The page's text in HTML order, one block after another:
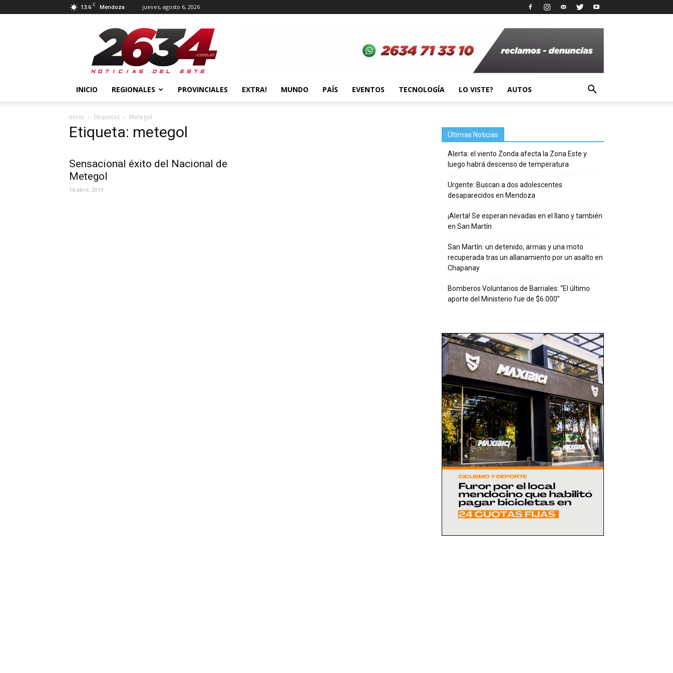
13.6 C Mendoza jueves, agosto 6, 2026
2634
Diario
INICIO REGIONALES PROVINCIALES EXTRA! MUNDO PAÍS EVENTOS TECNOLOGÍA LO VISTE? AUTOS
Inicio Etiquetas Metegol
Etiqueta: metegol
Sensacional éxito del Nacional de
Metegol
16 abril, 2019
Últimas Noticias
Alerta: el viento Zonda afecta la Zona Este y
luego habrá descenso de temperatura
Urgente: Buscan a dos adolescentes
desaparecidos en Mendoza
¡Alerta! Se esperan nevadas en el llano y también
en San Martín
San Martín: un detenido, armas y una moto
recuperada tras un allanamiento por un asalto en
Chapanay
Bomberos Voluntarios de Barriales: “El último
aporte del Ministerio fue de $6.000”